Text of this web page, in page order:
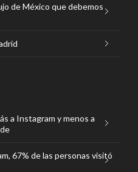
de México que debemos
a Instagram y menos a
67% de las personas visitó